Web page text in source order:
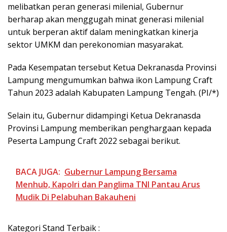
melibatkan peran generasi milenial, Gubernur
berharap akan menggugah minat generasi milenial
untuk berperan aktif dalam meningkatkan kinerja
sektor UMKM dan perekonomian masyarakat.
Pada Kesempatan tersebut Ketua Dekranasda Provinsi
Lampung mengumumkan bahwa ikon Lampung Craft
Tahun 2023 adalah Kabupaten Lampung Tengah. (PI/*)
Selain itu, Gubernur didampingi Ketua Dekranasda
Provinsi Lampung memberikan penghargaan kepada
Peserta Lampung Craft 2022 sebagai berikut.
BACA JUGA: Gubernur Lampung Bersama
Menhub, Kapolri dan Panglima TNI Pantau Arus
Mudik Di Pelabuhan Bakauheni
Kategori Stand Terbaik :